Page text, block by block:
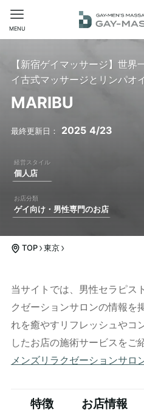
MENU
【新宿ゲイマッサージ】世界
イ古式マッサージとリンパオ
MARIBU
2025 4/23
個人店
ゲイ向け・男性専門のお店
TOP 東京
当サイトでは、男性セラピス
クゼーションサロンの情報を
れを癒やすリフレッシュやコ
したお店の施術サービスをご
メンズリラクゼーションサロ
特徴 お店情報